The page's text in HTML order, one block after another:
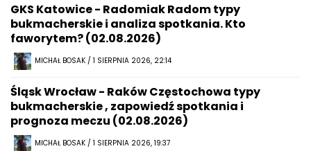
GKS Katowice - Radomiak Radom typy
bukmacherskie i analiza spotkania. Kto
faworytem? (02.08.2026)
MICHAŁ BOSAK / 1 SIERPNIA 2026, 22:14
Śląsk Wrocław - Raków Częstochowa typy
bukmacherskie , zapowiedź spotkania i
prognoza meczu (02.08.2026)
MICHAŁ BOSAK / 1 SIERPNIA 2026, 19:37